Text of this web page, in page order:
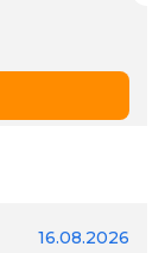
16.08.2026